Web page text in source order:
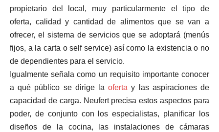
propietario del local, muy particularmente el tipo de
oferta, calidad y cantidad de alimentos que se van a
ofrecer, el sistema de servicios que se adoptará (menús
fijos, a la carta o self service) así como la existencia o no
de dependientes para el servicio.
Igualmente señala como un requisito importante conocer
a qué público se dirige laoferta y las aspiraciones de
capacidad de carga. Neufert precisa estos aspectos para
poder, de conjunto con los especialistas, planificar los
diseños de la cocina, las instalaciones de cámaras